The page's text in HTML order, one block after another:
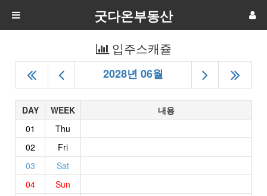
굿다온부동산
입주스캐쥴
2028년 06월
DAY WEEK
내용
01
Thu
02
Fri
03
Sat
04
Sun